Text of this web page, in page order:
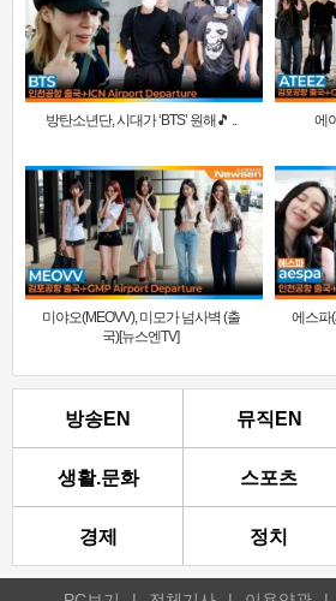
방탄소년단, 시대가 ‘BTS’ 원해🎵 .. 에
미야오(MEOVV), 미모가 넘사벽 (출
국)[뉴스엔TV]
에스파
방송EN 뮤직EN
생활.문화 스포츠
경제 정치